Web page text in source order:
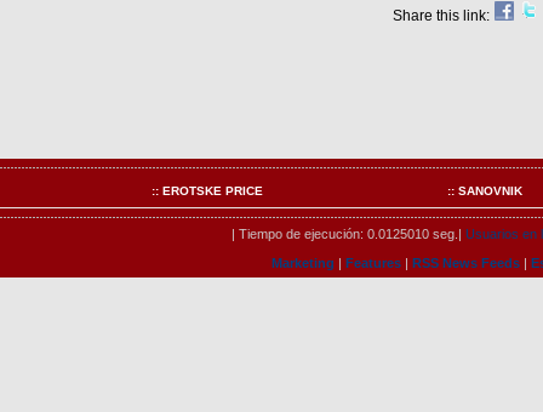
Share this link:
:: EROTSKE PRICE :: SANOVNIK
| Tiempo de ejecución: 0.0125010 seg.| Usuarios en
Marketing | Features| RSS News Feeds|